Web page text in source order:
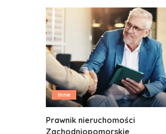
Inne
Prawnik nieruchomości
Zachodniopomorskie